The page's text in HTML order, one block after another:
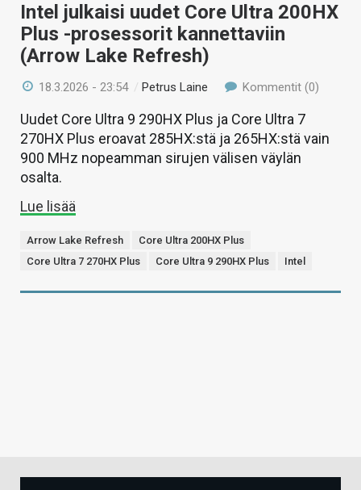
HAKU
Intel julkaisi uudet Core Ultra 200HX
Plus -prosessorit kannettaviin
(Arrow Lake Refresh)
18.3.2026 - 23:54 /Petrus Laine Kommentit (0)
Uudet Core Ultra 9 290HX Plus ja Core Ultra 7
270HX Plus eroavat 285HX:stä ja 265HX:stä vain
900 MHz nopeamman sirujen välisen väylän
osalta.
Lue lisää
Arrow Lake Refresh
Core Ultra 200HX Plus
Core Ultra 7 270HX Plus
Core Ultra 9 290HX Plus Intel